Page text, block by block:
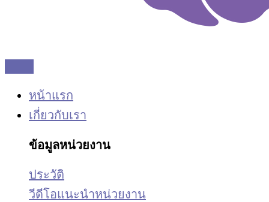
หน้าแรก
เกี่ยวกับเรา
ข้อมูลหน่วยงาน
ประวัติ
วีดีโอแนะนำหน่วยงาน